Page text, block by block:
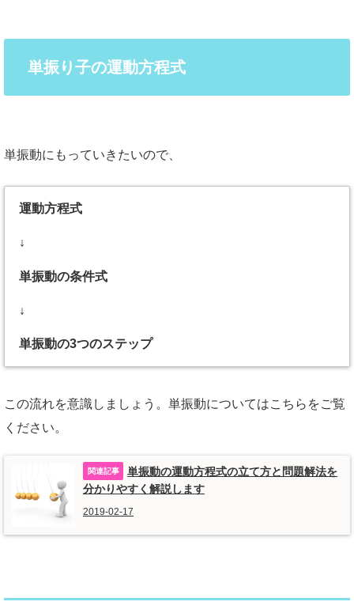
単振り子の運動方程式
単振動にもっていきたいので、
運動方程式
↓
単振動の条件式
↓
単振動の3つのステップ
この流れを意識しましょう。単振動についてはこちらをご覧
ください。
単振動の運動方程式の立て方と問題解法を
分かりやすく解説します
2019-02-17